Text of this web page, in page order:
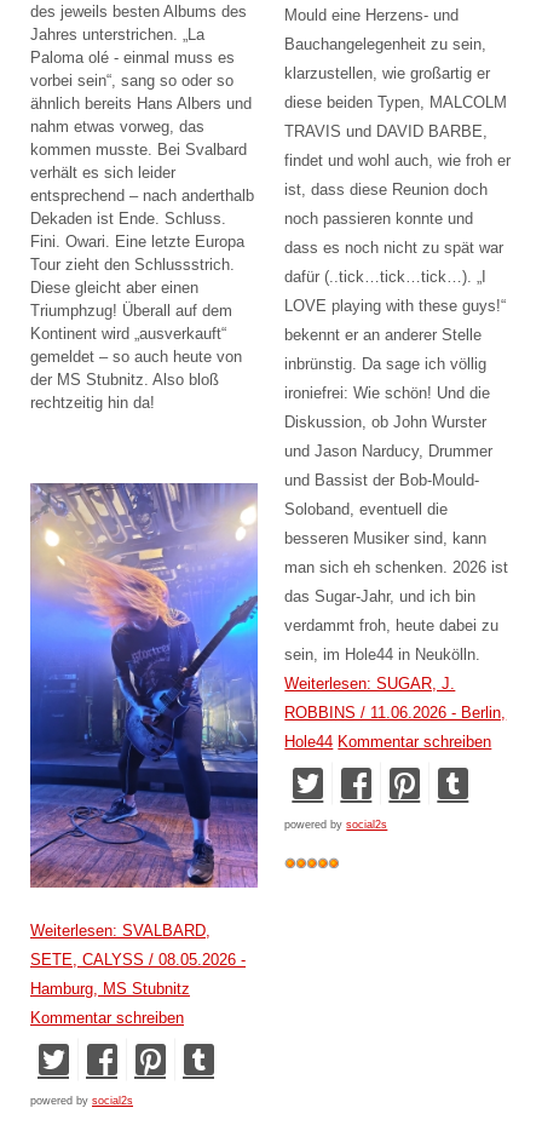
des jeweils besten Albums des
Jahres unterstrichen. „La
Paloma olé - einmal muss es
vorbei sein“, sang so oder so
ähnlich bereits Hans Albers und
nahm etwas vorweg, das
kommen musste. Bei Svalbard
verhält es sich leider
entsprechend – nach anderthalb
Dekaden ist Ende. Schluss.
Fini. Owari. Eine letzte Europa
Tour zieht den Schlussstrich.
Diese gleicht aber einen
Triumphzug! Überall auf dem
Kontinent wird „ausverkauft“
gemeldet – so auch heute von
der MS Stubnitz. Also bloß
rechtzeitig hin da!
Weiterlesen: SVALBARD,
SETE, CALYSS / 08.05.2026 -
Hamburg, MS Stubnitz
Kommentar schreiben
powered by social2s
Mould eine Herzens- und
Bauchangelegenheit zu sein,
klarzustellen, wie großartig er
diese beiden Typen, MALCOLM
TRAVIS und DAVID BARBE,
findet und wohl auch, wie froh er
ist, dass diese Reunion doch
noch passieren konnte und
dass es noch nicht zu spät war
dafür (..tick…tick…tick…). „I
LOVE playing with these guys!“
bekennt er an anderer Stelle
inbrünstig. Da sage ich völlig
ironiefrei: Wie schön! Und die
Diskussion, ob John Wurster
und Jason Narducy, Drummer
und Bassist der Bob-Mould-
Soloband, eventuell die
besseren Musiker sind, kann
man sich eh schenken. 2026 ist
das Sugar-Jahr, und ich bin
verdammt froh, heute dabei zu
sein, im Hole44 in Neukölln.
Weiterlesen: SUGAR, J.
ROBBINS / 11.06.2026 - Berlin,
Hole44 Kommentar schreiben
powered bysocial2s